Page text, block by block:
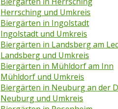
Herrsching und Umkreis
Biergärten in Ingolstadt
Ingolstadt und Umkreis
Biergärten in Landsberg am
Landsberg und Umkreis
Biergärten in Mühldorf am Inn
Mühldorf und Umkreis
Biergärten in Neuburg an der
Neuburg und Umkreis